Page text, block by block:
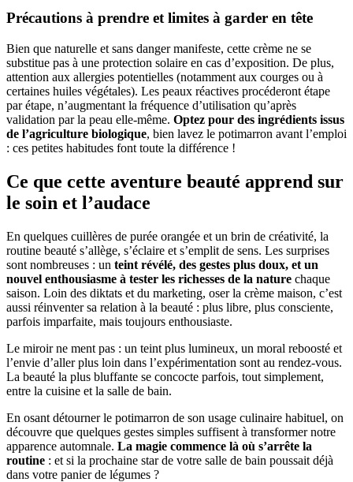
Précautions à prendre et limites à garder en tête
Bien que naturelle et sans danger manifeste, cette crème ne se
substitue pas à une protection solaire en cas d’exposition. De plus,
attention aux allergies potentielles (notamment aux courges ou à
certaines huiles végétales). Les peaux réactives procéderont étape
par étape, n’augmentant la fréquence d’utilisation qu’après
validation par la peau elle-même. Optez pour des ingrédients issus
de l’agriculture biologique, bien lavez le potimarron avant l’emploi
: ces petites habitudes font toute la différence !
Ce que cette aventure beauté apprend sur
le soin et l’audace
En quelques cuillères de purée orangée et un brin de créativité, la
routine beauté s’allège, s’éclaire et s’emplit de sens. Les surprises
sont nombreuses : un teint révélé, des gestes plus doux, et un
nouvel enthousiasme à tester les richesses de la nature chaque
saison. Loin des diktats et du marketing, oser la crème maison, c’est
aussi réinventer sa relation à la beauté : plus libre, plus consciente,
parfois imparfaite, mais toujours enthousiaste.
Le miroir ne ment pas : un teint plus lumineux, un moral reboosté et
l’envie d’aller plus loin dans l’expérimentation sont au rendez-vous.
La beauté la plus bluffante se concocte parfois, tout simplement,
entre la cuisine et la salle de bain.
En osant détourner le potimarron de son usage culinaire habituel, on
découvre que quelques gestes simples suffisent à transformer notre
apparence automnale. La magie commence là où s’arrête la
routine : et si la prochaine star de votre salle de bain poussait déjà
dans votre panier de légumes ?